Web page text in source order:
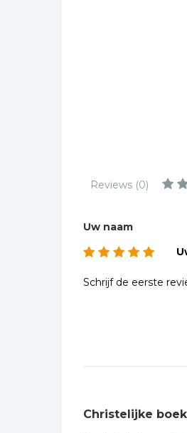
Toeristische
gidsen
Reviews (0)
Uw naam
Schrijf de eerste
Christelijke